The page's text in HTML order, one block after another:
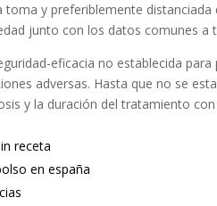
y preferiblemente
junto con los datos comunes a
eficacia no establecida
adversas. Hasta que no se
y la duración del tratamiento
receta
en españa